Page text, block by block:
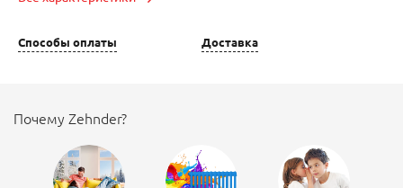
Способы оплаты Доставка
Почему Zehnder?